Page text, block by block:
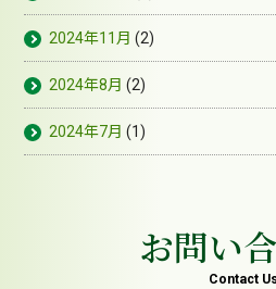
2024年11月 (2)
2024年8月 (2)
2024年7月 (1)
お問い
Contact